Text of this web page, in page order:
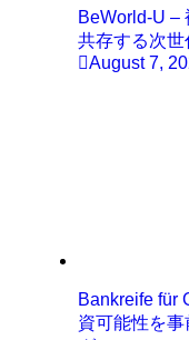
BeWorld-U –
共存する次世
August 7,
Bankreife für
資可能性を